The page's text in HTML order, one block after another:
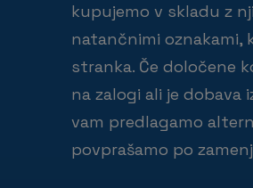
kupujemo v skladu z
natančnimi oznakami,
stranka. Če določene
na zalogi ali je dobava
vam predlagamo
povprašamo po